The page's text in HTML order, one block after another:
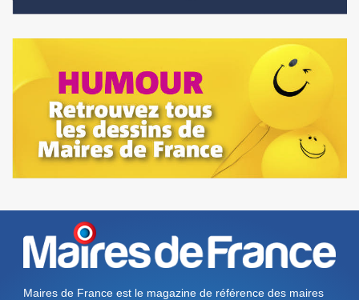
Maires de France est le magazine de référence des maires